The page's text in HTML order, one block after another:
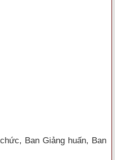
Ban Giảng huấn, Ban